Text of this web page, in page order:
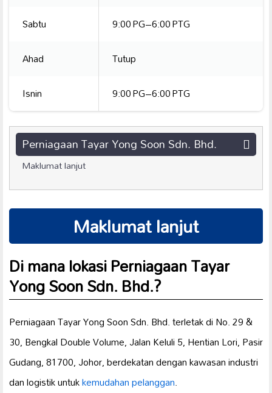
Sabtu
9:00 PG–6:00 PTG
Ahad
Tutup
Isnin
9:00 PG–6:00 PTG
Perniagaan Tayar Yong Soon Sdn. Bhd.
Maklumat lanjut
Maklumat lanjut
Di mana lokasi Perniagaan Tayar
Yong Soon Sdn. Bhd.?
Perniagaan Tayar Yong Soon Sdn. Bhd. terletak di No. 29 &
30, Bengkal Double Volume, Jalan Keluli 5, Hentian Lori, Pasir
Gudang, 81700, Johor, berdekatan dengan kawasan industri
dan logistik untukkemudahan pelanggan.